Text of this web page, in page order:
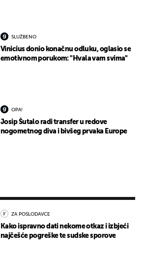
SLUŽBENO
Vinicius donio konačnu odluku, oglasio se
emotivnom porukom: "Hvala vam svima"
OPA!
Josip Šutalo radi transfer u redove
nogometnog diva i bivšeg prvaka Europe
ZA POSLODAVCE
Kako ispravno dati nekome otkaz i izbjeći
najčešće pogreške te sudske sporove